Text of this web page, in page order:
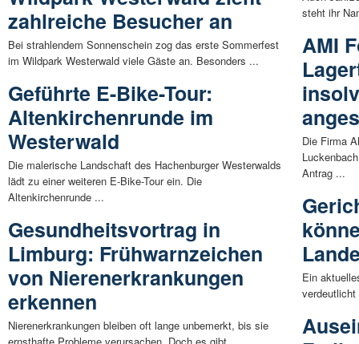
zahlreiche Besucher an
Bei strahlendem Sonnenschein zog das erste Sommerfest
im Wildpark Westerwald viele Gäste an. Besonders ...
Geführte E-Bike-Tour:
Altenkirchenrunde im
Westerwald
Die malerische Landschaft des Hachenburger Westerwalds
lädt zu einer weiteren E-Bike-Tour ein. Die
Altenkirchenrunde ...
Gesundheitsvortrag in
Limburg: Frühwarnzeichen
von Nierenerkrankungen
erkennen
Nierenerkrankungen bleiben oft lange unbemerkt, bis sie
steht ihr
AMI
Die Firma
Antrag ...
Ein